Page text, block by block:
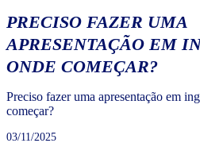
PRECISO FAZER UMA
APRESENTAÇÃO EM
ONDE COMEÇAR?
Preciso fazer uma apresentação em
começar?
03/11/2025